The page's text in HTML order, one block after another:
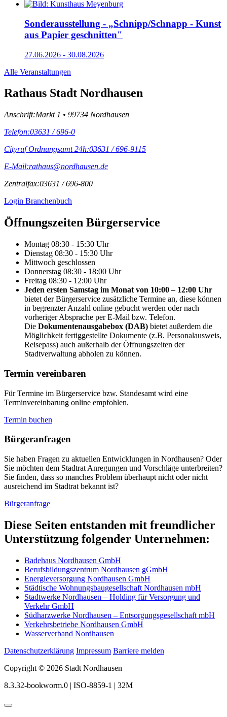
Sonderausstellung - „Schnipp/Schnapp - Kunst
aus Papier geschnitten"
27.06.2026 - 30.08.2026
Alle Veranstaltungen
Rathaus Stadt Nordhausen
Anschrift:Markt 1 • 99734 Nordhausen
Telefon:03631 / 696-0
Cityruf Ordnungsamt 24h:03631 / 696-9115
E-Mail:rathaus@nordhausen.de
Zentralfax:03631 / 696-800
Login Branchenbuch
Öffnungs­zeiten Bürgerservice
Montag 08:30 - 15:30 Uhr
Dienstag 08:30 - 15:30 Uhr
Mittwoch geschlossen
Donnerstag 08:30 - 18:00 Uhr
Freitag 08:30 - 12:00 Uhr
Jeden ersten Samstag im Monat von 10:00 – 12:00 Uhr
bietet der Bürgerservice zusätzliche Termine an, diese können
in begrenzter Anzahl online gebucht werden oder nach
vorheriger Absprache per E-Mail bzw. Telefon.
Die Dokumentenausgabebox (DAB) bietet außerdem die
Möglichkeit fertiggestellte Dokumente (z.B. Personalausweis,
Reisepass) auch außerhalb der Öffnungszeiten der
Stadtverwaltung abholen zu können.
Termin vereinbaren
Für Termine im Bürgerservice bzw. Standesamt wird eine
Terminvereinbarung online empfohlen.
Termin buchen
Bürger­anfragen
Sie haben Fragen zu aktuellen Entwicklungen in Nordhausen? Oder
Sie möchten dem Stadtrat Anregungen und Vorschläge unterbreiten?
Sie finden, dass so manches Problem überhaupt nicht oder nicht
ausreichend im Stadtrat bekannt ist?
Bürgeranfrage
Diese Seiten entstanden mit freundlicher
Unterstützung folgender Unternehmen:
Badehaus Nordhausen GmbH
Berufsbildungszentrum Nordhausen gGmbH
Energieversorgung Nordhausen GmbH
Städtische Wohnungsbaugesellschaft Nordhausen mbH
Stadtwerke Nordhausen – Holding für Versorgung und
Verkehr GmbH
Südharzwerke Nordhausen – Entsorgungsgesellschaft mbH
Verkehrsbetriebe Nordhausen GmbH
Wasserverband Nordhausen
Datenschutzerklärung Impressum Barriere melden
Copyright © 2026 Stadt Nordhausen
8.3.32-bookworm.0 | ISO-8859-1 | 32M